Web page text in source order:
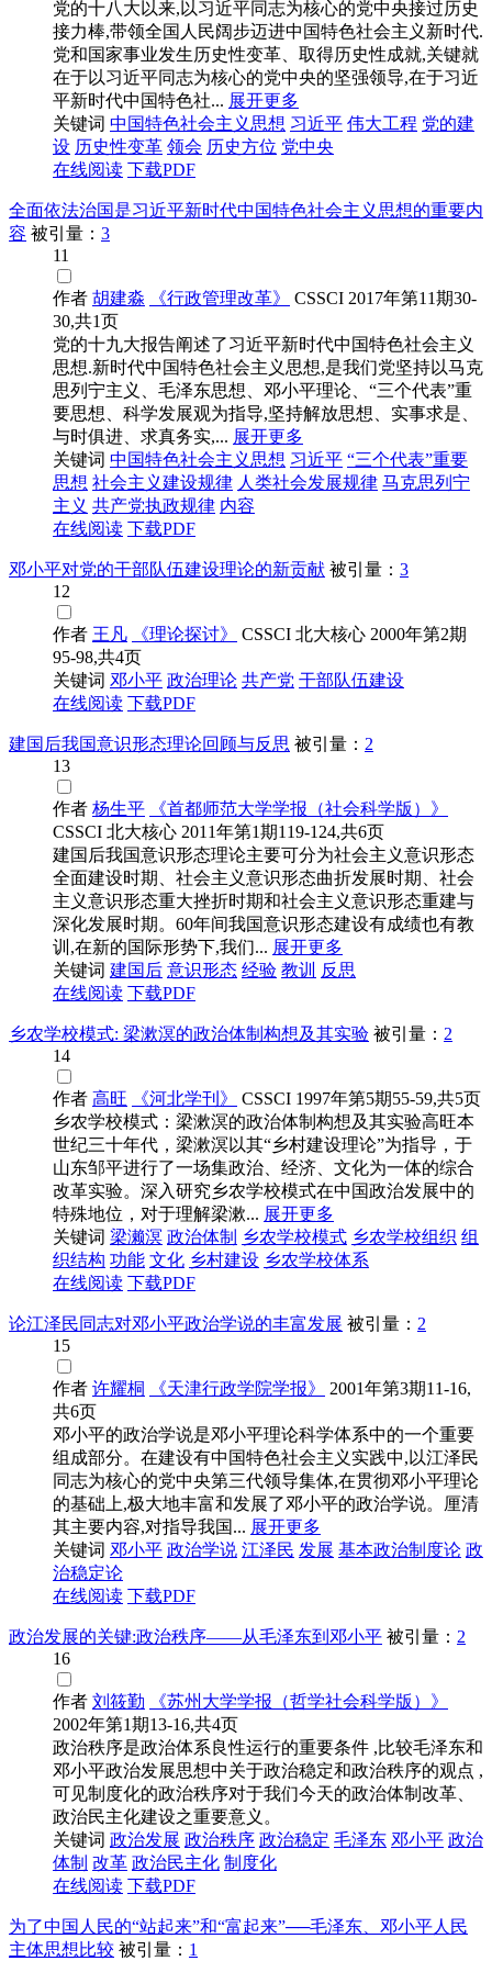
党的十八大以来,以习近平同志为核心的党中央接过历史
接力棒,带领全国人民阔步迈进中国特色社会主义新时代.
党和国家事业发生历史性变革、取得历史性成就,关键就
在于以习近平同志为核心的党中央的坚强领导,在于习近
平新时代中国特色社... 展开更多
关键词 中国特色社会主义思想 习近平 伟大工程 党的建
设 历史性变革 领会 历史方位 党中央
在线阅读 下载PDF
全面依法治国是习近平新时代中国特色社会主义思想的重要内
容 被引量： 3
11
作者 胡建淼 《行政管理改革》 CSSCI 2017年第11期30-
30,共1页
党的十九大报告阐述了习近平新时代中国特色社会主义
思想.新时代中国特色社会主义思想,是我们党坚持以马克
思列宁主义、毛泽东思想、邓小平理论、“三个代表”重
要思想、科学发展观为指导,坚持解放思想、实事求是、
与时俱进、求真务实,... 展开更多
关键词 中国特色社会主义思想 习近平 “三个代表”重要
思想 社会主义建设规律 人类社会发展规律 马克思列宁
主义 共产党执政规律 内容
在线阅读 下载PDF
邓小平对党的干部队伍建设理论的新贡献 被引量： 3
12
作者 王凡 《理论探讨》 CSSCI 北大核心 2000年第2期
95-98,共4页
关键词 邓小平 政治理论 共产党 干部队伍建设
在线阅读 下载PDF
建国后我国意识形态理论回顾与反思 被引量： 2
13
作者 杨生平
《首都师范大学学报（社会科学版）》
CSSCI 北大核心 2011年第1期119-124,共6页
建国后我国意识形态理论主要可分为社会主义意识形态
全面建设时期、社会主义意识形态曲折发展时期、社会
主义意识形态重大挫折时期和社会主义意识形态重建与
深化发展时期。60年间我国意识形态建设有成绩也有教
训,在新的国际形势下,我们... 展开更多
关键词 建国后 意识形态 经验 教训
反思
在线阅读 下载PDF
乡农学校模式: 梁漱溟的政治体制构想及其实验 被引量： 2
14
作者 高旺 《河北学刊》 CSSCI 1997年第5期55-59,共5页
乡农学校模式：梁漱溟的政治体制构想及其实验高旺本
世纪三十年代，梁漱溟以其“乡村建设理论”为指导，于
山东邹平进行了一场集政治、经济、文化为一体的综合
改革实验。深入研究乡农学校模式在中国政治发展中的
特殊地位，对于理解梁漱... 展开更多
关键词 梁濑溟 政治体制 乡农学校模式 乡农学校组织 组
织结构 功能 文化 乡村建设 乡农学校体系
在线阅读 下载PDF
论江泽民同志对邓小平政治学说的丰富发展 被引量： 2
15
作者 许耀桐 《天津行政学院学报》
2001年第3期11-16,
共6页
邓小平的政治学说是邓小平理论科学体系中的一个重要
组成部分。在建设有中国特色社会主义实践中,以江泽民
同志为核心的党中央第三代领导集体,在贯彻邓小平理论
的基础上,极大地丰富和发展了邓小平的政治学说。厘清
其主要内容,对指导我国... 展开更多
关键词 邓小平 政治学说 江泽民 发展 基本政治制度论 政
治稳定论
在线阅读 下载PDF
政治发展的关键:政治秩序——从毛泽东到邓小平 被引量： 2
16
作者 刘筱勤
《苏州大学学报（哲学社会科学版）》
2002年第1期13-16,共4页
政治秩序是政治体系良性运行的重要条件 ,比较毛泽东和
邓小平政治发展思想中关于政治稳定和政治秩序的观点 ,
可见制度化的政治秩序对于我们今天的政治体制改革、
政治民主化建设之重要意义。
关键词 政治发展 政治秩序 政治稳定 毛泽东 邓小平 政治
体制 改革 政治民主化 制度化
在线阅读 下载PDF
为了中国人民的“站起来”和“富起来”──毛泽东、邓小平人民
主体思想比较 被引量： 1